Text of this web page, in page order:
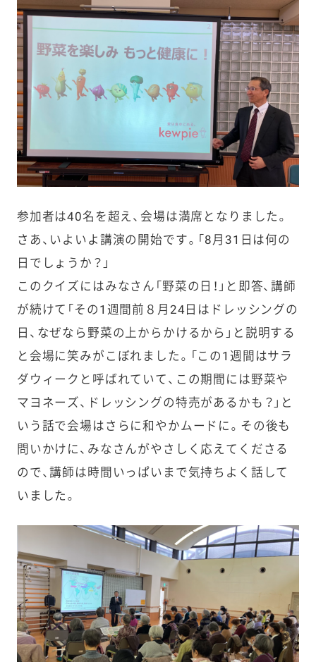
参加者は40名を超え、会場は満席となりました。
さあ、いよいよ講演の開始です。「8月31日は何の
日でしょうか？」
このクイズにはみなさん「野菜の日！」と即答、講師
が続けて「その1週間前８月24日はドレッシングの
日、なぜなら野菜の上からかけるから」と説明する
と会場に笑みがこぼれました。「この1週間はサラ
ダウィークと呼ばれていて、この期間には野菜や
マヨネーズ、ドレッシングの特売があるかも？」と
いう話で会場はさらに和やかムードに。その後も
問いかけに、みなさんがやさしく応えてくださる
ので、講師は時間いっぱいまで気持ちよく話して
いました。